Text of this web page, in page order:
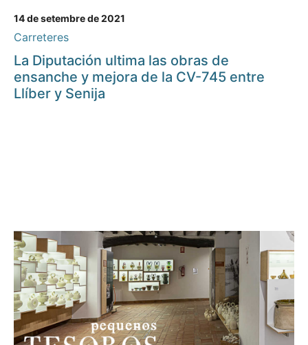
14 de setembre de 2021
Carreteres
La Diputación ultima las obras de
ensanche y mejora de la CV-745 entre
Llíber y Senija